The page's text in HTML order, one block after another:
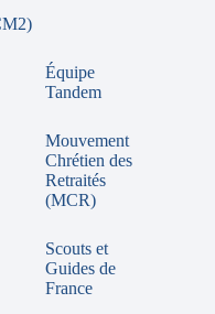
Équipe
Tandem
Mouvement
Chrétien des
Retraités
(MCR)
Scouts et
Guides de
France